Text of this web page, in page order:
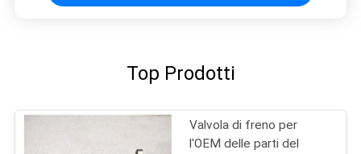
Top Prodotti
Valvola di freno per
l'OEM delle parti del